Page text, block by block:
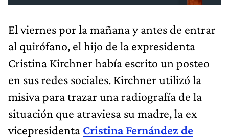
El viernes por la mañana y antes de entrar
al quirófano, el hijo de la expresidenta
Cristina Kirchner había escrito un posteo
en sus redes sociales. Kirchner utilizó la
misiva para trazar una radiografía de la
situación que atraviesa su madre, la ex
vicepresidenta Cristina Fernández de